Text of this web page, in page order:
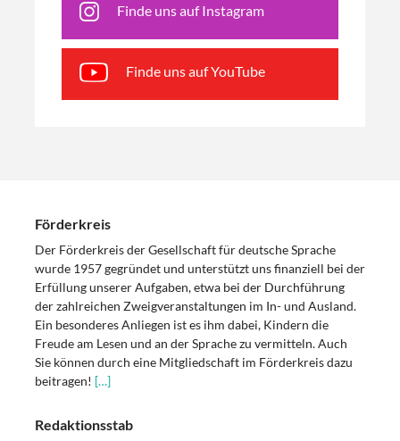
Finde uns auf Instagram
Finde uns auf YouTube
Förderkreis
Der Förderkreis der Gesellschaft für deutsche Sprache
wurde 1957 gegründet und unterstützt uns finanziell bei der
Erfüllung unserer Aufgaben, etwa bei der Durchführung
der zahlreichen Zweigveranstaltungen im In- und Ausland.
Ein besonderes Anliegen ist es ihm dabei, Kindern die
Freude am Lesen und an der Sprache zu vermitteln. Auch
Sie können durch eine Mitgliedschaft im Förderkreis dazu
beitragen! […]
Redaktionsstab